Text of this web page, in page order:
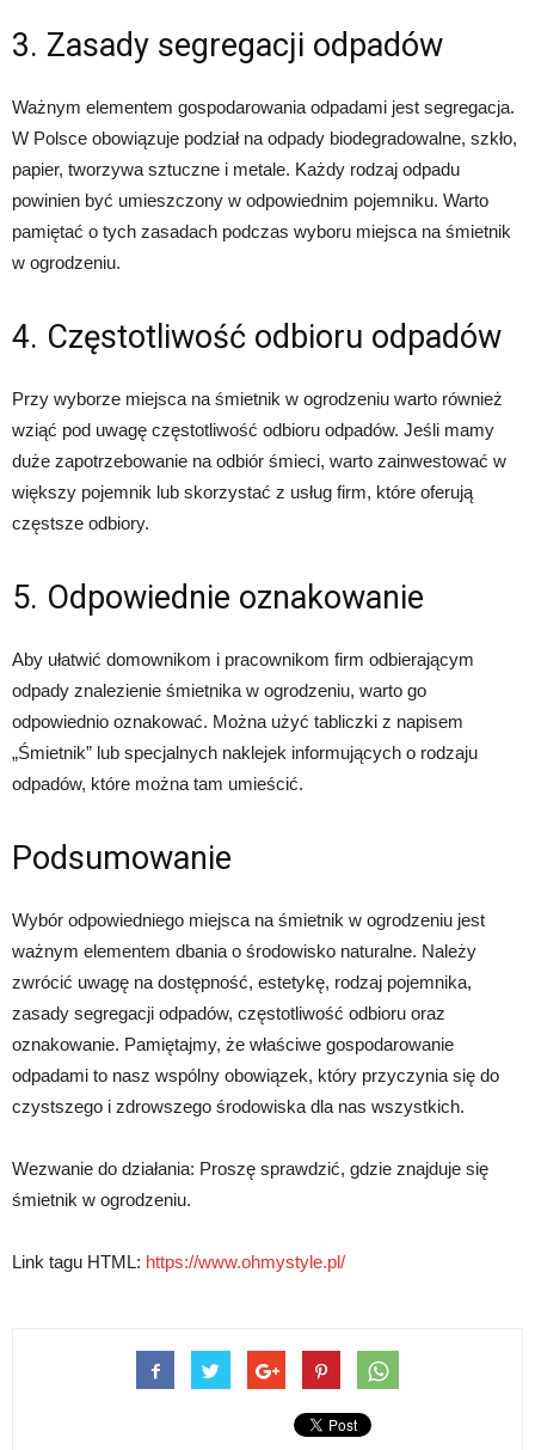
3. Zasady segregacji odpadów
Ważnym elementem gospodarowania odpadami jest segregacja.
W Polsce obowiązuje podział na odpady biodegradowalne, szkło,
papier, tworzywa sztuczne i metale. Każdy rodzaj odpadu
powinien być umieszczony w odpowiednim pojemniku. Warto
pamiętać o tych zasadach podczas wyboru miejsca na śmietnik
w ogrodzeniu.
4. Częstotliwość odbioru odpadów
Przy wyborze miejsca na śmietnik w ogrodzeniu warto również
wziąć pod uwagę częstotliwość odbioru odpadów. Jeśli mamy
duże zapotrzebowanie na odbiór śmieci, warto zainwestować w
większy pojemnik lub skorzystać z usług firm, które oferują
częstsze odbiory.
5. Odpowiednie oznakowanie
Aby ułatwić domownikom i pracownikom firm odbierającym
odpady znalezienie śmietnika w ogrodzeniu, warto go
odpowiednio oznakować. Można użyć tabliczki z napisem
„Śmietnik” lub specjalnych naklejek informujących o rodzaju
odpadów, które można tam umieścić.
Podsumowanie
Wybór odpowiedniego miejsca na śmietnik w ogrodzeniu jest
ważnym elementem dbania o środowisko naturalne. Należy
zwrócić uwagę na dostępność, estetykę, rodzaj pojemnika,
zasady segregacji odpadów, częstotliwość odbioru oraz
oznakowanie. Pamiętajmy, że właściwe gospodarowanie
odpadami to nasz wspólny obowiązek, który przyczynia się do
czystszego i zdrowszego środowiska dla nas wszystkich.
Wezwanie do działania: Proszę sprawdzić, gdzie znajduje się
śmietnik w ogrodzeniu.
Link tagu HTML: https://www.ohmystyle.pl/